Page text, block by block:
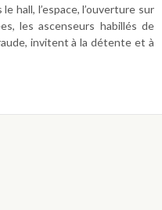
hall, l’espace, l’ouverture sur
les ascenseurs habillés de
invitent à la détente et à